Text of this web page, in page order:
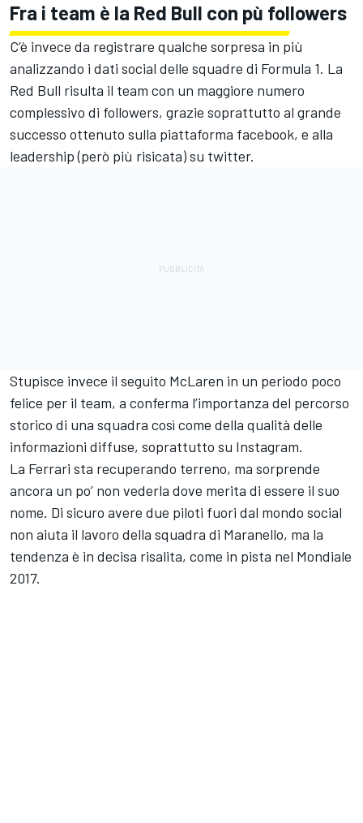
Fra i team è la Red Bull con pù followers
C’è invece da registrare qualche sorpresa in più
analizzando i dati social delle squadre di Formula 1. La
Red Bull risulta il team con un maggiore numero
complessivo di followers, grazie soprattutto al grande
successo ottenuto sulla piattaforma facebook, e alla
leadership (però più risicata) su twitter.
Stupisce invece il seguito McLaren in un periodo poco
felice per il team, a conferma l’importanza del percorso
storico di una squadra così come della qualità delle
informazioni diffuse, soprattutto su Instagram.
La Ferrari sta recuperando terreno, ma sorprende
ancora un po’ non vederla dove merita di essere il suo
nome. Di sicuro avere due piloti fuori dal mondo social
non aiuta il lavoro della squadra di Maranello, ma la
tendenza è in decisa risalita, come in pista nel Mondiale
2017.